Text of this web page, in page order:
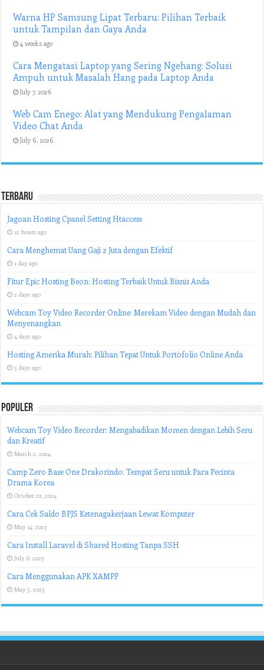
Warna HP Samsung Lipat Terbaru: Pilihan Terbaik
untuk Tampilan dan Gaya Anda
4 weeks ago
Cara Mengatasi Laptop yang Sering Ngehang: Solusi
Ampuh untuk Masalah Hang pada Laptop Anda
July 7, 2026
Web Cam Enego: Alat yang Mendukung Pengalaman
Video Chat Anda
July 6, 2026
Terbaru
Jagoan Hosting Cpanel Setting Htaccess
12 hours ago
Cara Menghemat Uang Gaji 2 Juta dengan Efektif
1 day ago
Fitur Epic Hosting Beon: Hosting Terbaik Untuk Bisnis Anda
2 days ago
Webcam Toy Video Recorder Online: Merekam Video dengan Mudah dan
Menyenangkan
4 days ago
Hosting Amerika Murah: Pilihan Tepat Untuk Portofolio Online Anda
5 days ago
Populer
Webcam Toy Video Recorder: Mengabadikan Momen dengan Lebih Seru
dan Kreatif
March 2, 2024
Camp Zero Base One Drakorindo: Tempat Seru untuk Para Pecinta
Drama Korea
October 22, 2024
Cara Cek Saldo BPJS Ketenagakerjaan Lewat Komputer
May 14, 2023
Cara Install Laravel di Shared Hosting Tanpa SSH
July 6, 2023
Cara Menggunakan APK XAMPP
May 5, 2023